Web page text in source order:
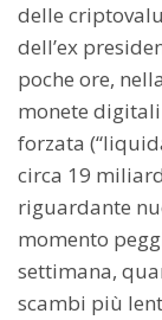
delle
dell’ex
poche ore,
monete
forzata
circa 19
riguardante
momento
settimana,
scambi più